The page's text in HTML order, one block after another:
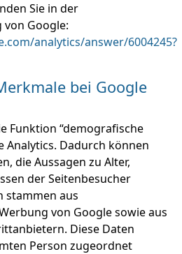
Sie in der
Google:
analytics/answer/6004245?
bei Google
Funktion “demografische
Analytics. Dadurch können
die Aussagen zu Alter,
der Seitenbesucher
stammen aus
von Google sowie aus
Diese Daten
Person zugeordnet